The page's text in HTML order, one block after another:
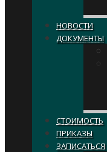
НОВОСТИ
ДОКУМЕНТЫ
СТОИМОСТЬ
ПРИКАЗЫ
ЗАПИСАТЬСЯ